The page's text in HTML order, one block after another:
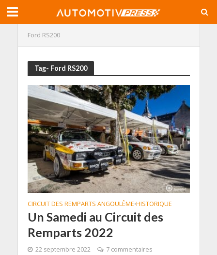
Ford RS200
Tag- Ford RS200
CIRCUIT DES REMPARTS ANGOULÊME•HISTORIQUE
Un Samedi au Circuit des
Remparts 2022
22 septembre 2022 7 commentaires